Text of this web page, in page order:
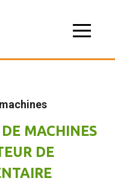
MACHINES
DE